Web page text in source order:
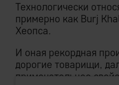
Технологически
примерно как Burj
Хеопса.
И оная рекордная
дорогие товарищи,
примечательное